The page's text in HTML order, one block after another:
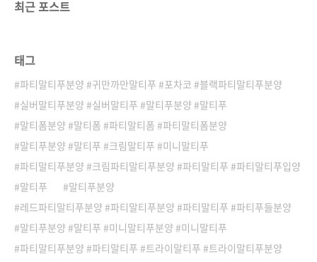
으며, 이는 곧 건강한 반려 생활의시
작을 의미합니다.​상주 먼치킨분양
하셨다면, 새로운가족을 맞이할 준비
최근 포스트
태그
파티말티푸분양 #귀만까만말티푸 #포차코 #블랙파티말티푸분양
실버말티푸분양 #실버말티푸 #말티푸분양 #말티푸
말티폼분양 #말티폼 #파티말티폼 #파티말티폼분양
말티푸분양 #말티푸 #크림말티푸 #미니말티푸
파티말티푸분양 #크림파티말티푸분양 #파티말티푸 #파티말티푸입양
말티푸
말티푸분양
레드파티말티푸분양 #파티말티푸분양 #파티말티푸 #파티푸들분양
말티푸분양 #말티푸 #미니말티푸분양 #미니말티푸
파티말티푸분양 #파티말티푸 #트라이말티푸 #트라이말티푸분양